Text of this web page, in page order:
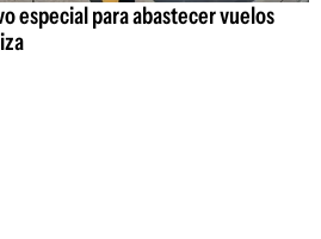
especial para abastecer vuelos